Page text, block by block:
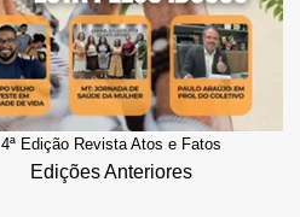
4ª Edição Revista Atos e Fatos
Edições Anteriores